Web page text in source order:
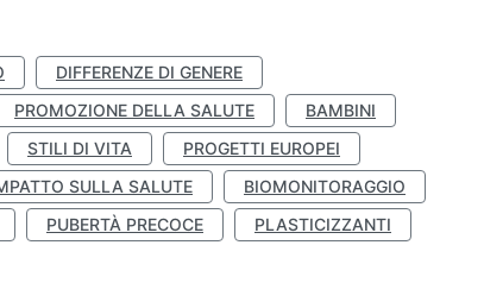
DIFFERENZE DI GENERE
PROMOZIONE DELLA SALUTE
BAMBINI
STILI DI VITA
PROGETTI EUROPEI
SULLA SALUTE
BIOMONITORAGGIO
PUBERTÀ PRECOCE
PLASTICIZZANTI